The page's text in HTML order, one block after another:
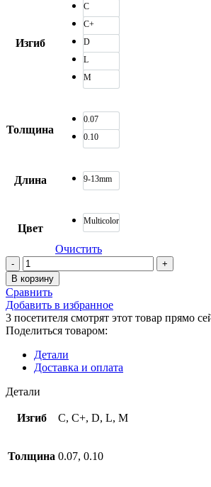
Изгиб
C
C+
D
L
M
Толщина
0.07
0.10
Длина 9-13mm
Цвет
Multicolor
Очистить
В корзину
Сравнить
Добавить в избранное
3 посетителя смотрят этот товар прямо
Поделиться товаром:
Детали
Доставка и оплата
Детали
Изгиб C, C+, D, L, M
Толщина 0.07, 0.10